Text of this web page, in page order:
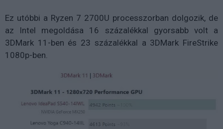
Ez utóbbi a Ryzen 7 2700U processzorban dolgozik, de
az Intel megoldása 16 százalékkal gyorsabb volt a
3DMark 11-ben és 23 százalékkal a 3DMark FireStrike
1080p-ben.